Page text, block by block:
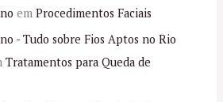
em Procedimentos Faciais
- Tudo sobre Fios Aptos no Rio
Tratamentos para Queda de